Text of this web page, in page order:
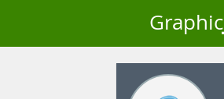
Graphic